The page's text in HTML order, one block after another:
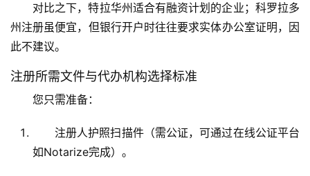
对比之下，特拉华州适合有融资计划的企业；科罗拉多
州注册虽便宜，但银行开户时往往要求实体办公室证明，因
此不建议。
注册所需文件与代办机构选择标准
您只需准备：
注册人护照扫描件（需公证，可通过在线公证平台
如Notarize完成）。